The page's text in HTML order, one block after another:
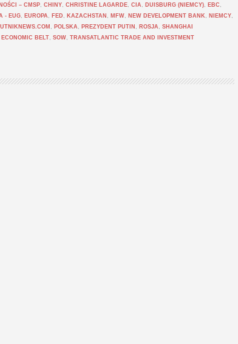
– CMSP, CHINY, CHRISTINE LAGARDE, CIA , DUISBURG (NIEMCY), EBC ,
- EUG, EUROPA , FED , KAZACHSTAN , MFW, NEW DEVELOPMENT BANK , NIEMCY,
, POLSKA , PREZYDENT PUTIN , ROSJA , SHANGHAI
BELT, SOW, TRANSATLANTIC TRADE AND INVESTMENT